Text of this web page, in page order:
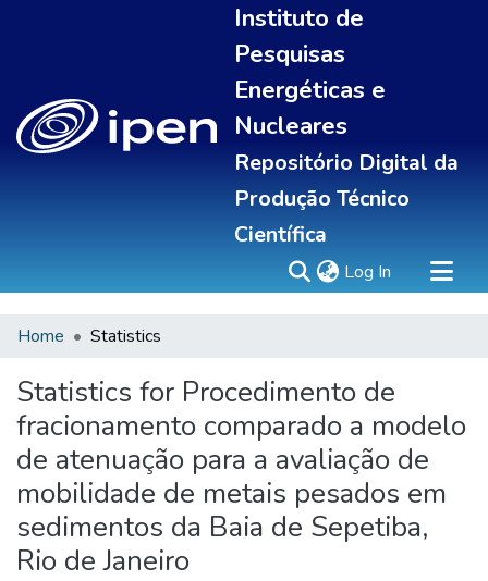
Instituto de
Pesquisas
Energéticas e
Nucleares
Repositório Digital da
Produção Técnico
Científica
Log In (current)
Sobre
Portal do pesquisador
Communities & Collections
All of DSpace
Statistics
Home Statistics
Statistics for Procedimento de
fracionamento comparado a modelo
de atenuação para a avaliação de
mobilidade de metais pesados em
sedimentos da Baia de Sepetiba,
Rio de Janeiro